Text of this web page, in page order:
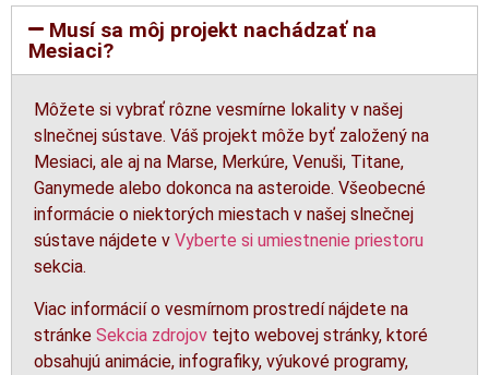
Musí sa môj projekt nachádzať na
Mesiaci?
Môžete si vybrať rôzne vesmírne lokality v našej
slnečnej sústave. Váš projekt môže byť založený na
Mesiaci, ale aj na Marse, Merkúre, Venuši, Titane,
Ganymede alebo dokonca na asteroide. Všeobecné
informácie o niektorých miestach v našej slnečnej
sústave nájdete v Vyberte si umiestnenie priestoru
sekcia.
Viac informácií o vesmírnom prostredí nájdete na
stránke Sekcia zdrojov tejto webovej stránky, ktoré
obsahujú animácie, infografiky, výukové programy,